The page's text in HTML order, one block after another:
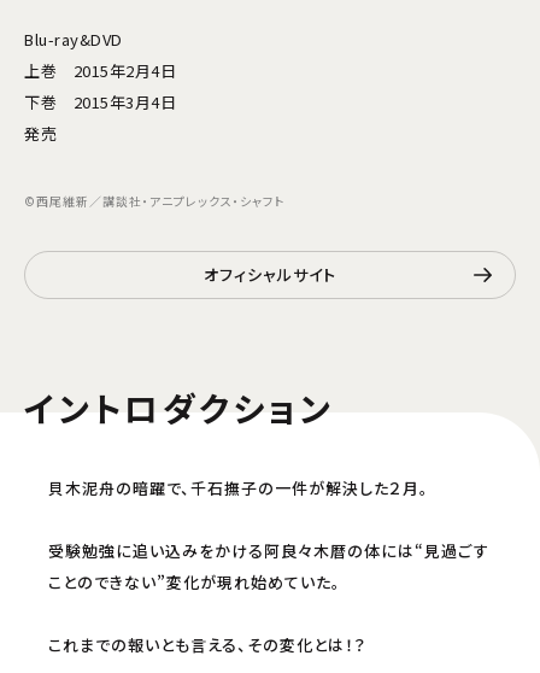
Blu-ray&DVD
上巻 2015年2月4日
下巻 2015年3月4日
発売
©西尾維新／講談社・アニプレックス・シャフト
オフィシャルサイト
イントロダクション
貝木泥舟の暗躍で、千石撫子の一件が解決した２月。
受験勉強に追い込みをかける阿良々木暦の体には“見過ごす
ことのできない”変化が現れ始めていた。
これまでの報いとも言える、その変化とは！？